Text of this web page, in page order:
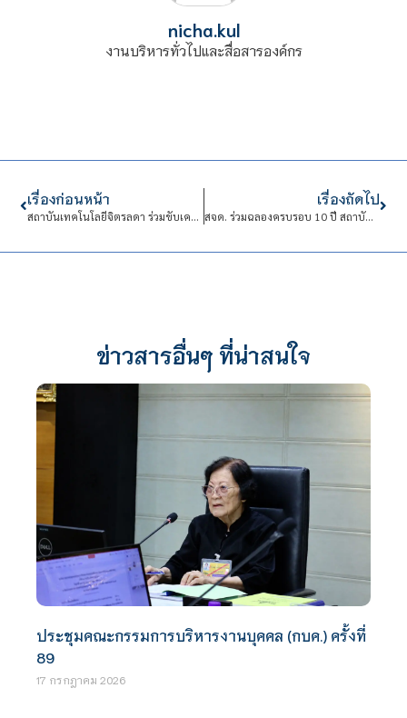
nicha.kul
งานบริหารทั่วไปและสื่อสารองค์กร
เรื่องก่อนหน้า
สถาบันเทคโนโลยีจิตรลดา ร่วมขับเคลื่อนความปลอดภัยในยุคยานยนต์ไฟฟ้าในงาน “ความปลอดภัยและอาชีวอนามัยแห่งชาติ ครั้งที่ 37”
เรื่องถัดไป
สจด. ร่วมฉลองครบรอบ 10 ปี สถาบันขงจื่อเส้นทางสายไหมทางทะเล พร้อมเปิดตัวสมาคมศิษย์เก่าทุนครูภาษาจีนนานาชาติ (TAACIS)
ข่าวสารอื่นๆ ที่น่าสนใจ
ประชุมคณะกรรมการบริหารงานบุคคล (กบค.) ครั้งที่
89
17 กรกฎาคม 2026